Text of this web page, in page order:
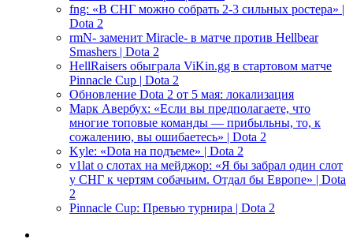
fng: «В СНГ можно собрать 2-3 сильных ростера» |
Dota 2
rmN- заменит Miracle- в матче против Hellbear
Smashers | Dota 2
HellRaisers обыграла ViKin.gg в стартовом матче
Pinnacle Cup | Dota 2
Обновление Dota 2 от 5 мая: локализация
Марк Авербух: «Если вы предполагаете, что
многие топовые команды — прибыльны, то, к
сожалению, вы ошибаетесь» | Dota 2
Kyle: «Dota на подъеме» | Dota 2
v1lat о слотах на мейджор: «Я бы забрал один слот
у СНГ к чертям собачьим. Отдал бы Европе» | Dota
2
Pinnacle Cup: Превью турнира | Dota 2